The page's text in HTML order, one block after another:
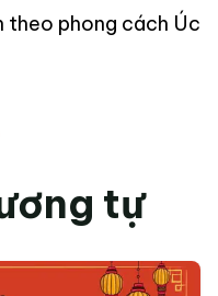
theo phong cách Úc
tự